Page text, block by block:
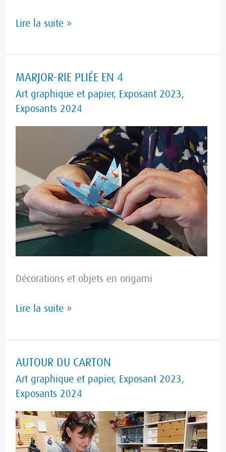
Lire la suite »
MARJOR-RIE PLIÉE EN 4
Art graphique et papier, Exposant 2023,
Exposants 2024
Décorations et objets en origami
MARJOR-
RIE
PLIÉE
Lire la suite »
AUTOUR DU CARTON
Art graphique et papier, Exposant 2023,
Exposants 2024
AUTOUR
DU
CARTON